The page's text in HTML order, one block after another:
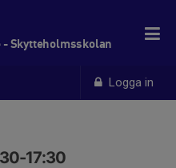
Logga in
- Skytteholmsskolan
17:30